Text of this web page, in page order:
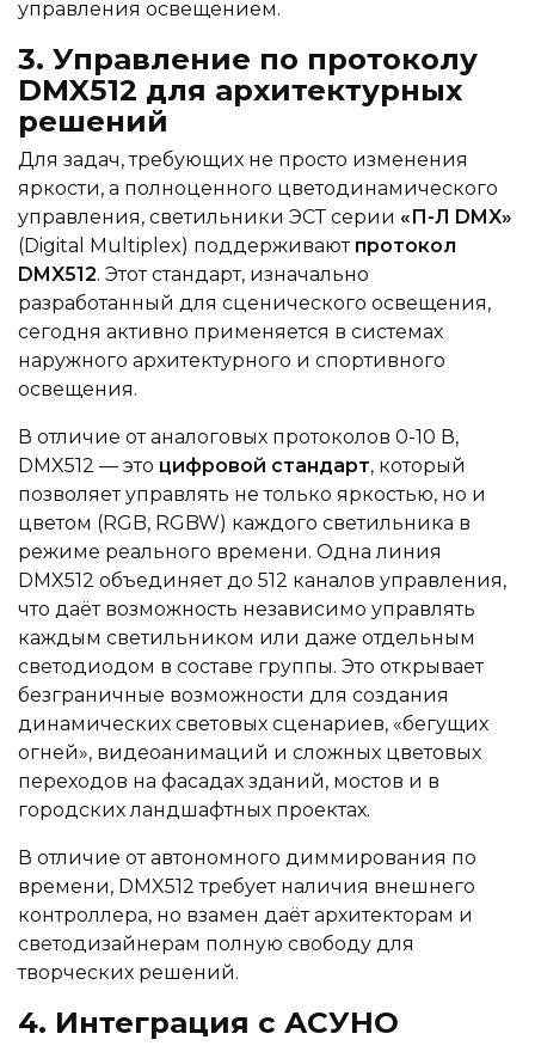
управления освещением.
3. Управление по протоколу
DMX512 для архитектурных
решений
Для задач, требующих не просто изменения
яркости, а полноценного цветодинамического
управления, светильники ЭСТ серии «П-Л DMX»
(Digital Multiplex) поддерживают протокол
DMX512. Этот стандарт, изначально
разработанный для сценического освещения,
сегодня активно применяется в системах
наружного архитектурного и спортивного
освещения.
В отличие от аналоговых протоколов 0-10 В,
DMX512 — это цифровой стандарт, который
позволяет управлять не только яркостью, но и
цветом (RGB, RGBW) каждого светильника в
режиме реального времени. Одна линия
DMX512 объединяет до 512 каналов управления,
что даёт возможность независимо управлять
каждым светильником или даже отдельным
светодиодом в составе группы. Это открывает
безграничные возможности для создания
динамических световых сценариев, «бегущих
огней», видеоанимаций и сложных цветовых
переходов на фасадах зданий, мостов и в
городских ландшафтных проектах.
В отличие от автономного диммирования по
времени, DMX512 требует наличия внешнего
контроллера, но взамен даёт архитекторам и
светодизайнерам полную свободу для
творческих решений.
4. Интеграция с АСУНО